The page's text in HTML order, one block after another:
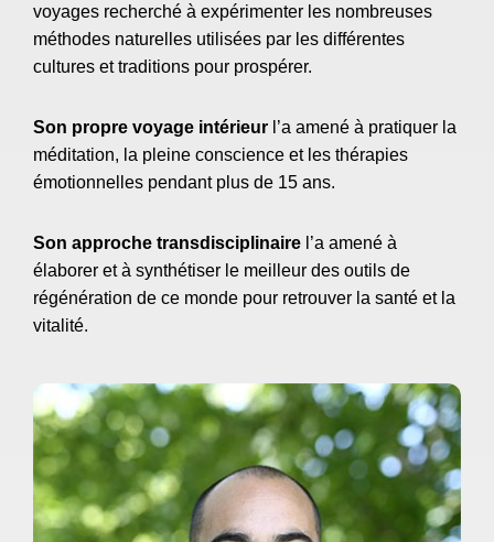
voyages recherché à expérimenter les nombreuses
méthodes naturelles utilisées par les différentes
cultures et traditions pour prospérer.
Son propre voyage intérieur l’a amené à pratiquer la
méditation, la pleine conscience et les thérapies
émotionnelles pendant plus de 15 ans.
Son approche transdisciplinaire l’a amené à
élaborer et à synthétiser le meilleur des outils de
régénération de ce monde pour retrouver la santé et la
vitalité.